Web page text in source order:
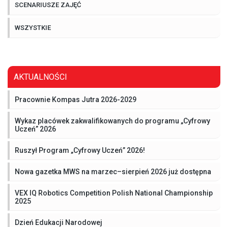
SCENARIUSZE ZAJĘĆ
WSZYSTKIE
AKTUALNOŚCI
Pracownie Kompas Jutra 2026-2029
Wykaz placówek zakwalifikowanych do programu „Cyfrowy
Uczeń” 2026
Ruszył Program „Cyfrowy Uczeń” 2026!
Nowa gazetka MWS na marzec–sierpień 2026 już dostępna
VEX IQ Robotics Competition Polish National Championship
2025
Dzień Edukacji Narodowej